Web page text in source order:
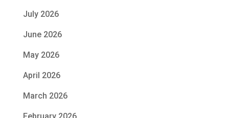
July 2026
June 2026
May 2026
April 2026
March 2026
February 2026